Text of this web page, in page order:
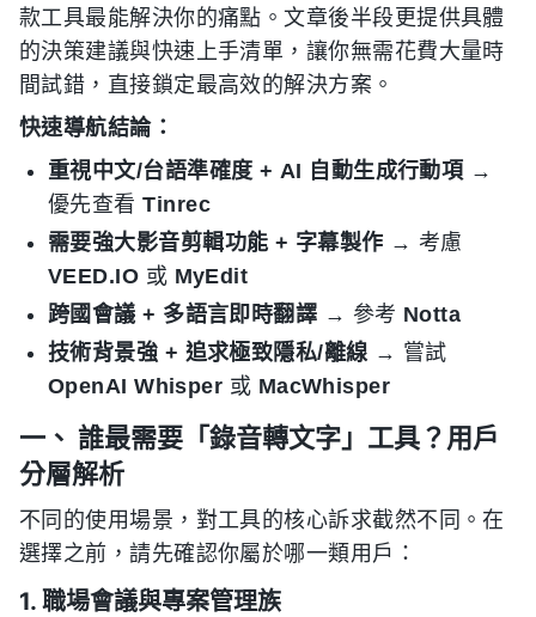
款工具最能解決你的痛點。文章後半段更提供具體
的決策建議與快速上手清單，讓你無需花費大量時
間試錯，直接鎖定最高效的解決方案。
快速導航結論：
重視中文/台語準確度 + AI 自動生成行動項 →
優先查看Tinrec
需要強大影音剪輯功能 + 字幕製作 → 考慮
VEED.IO 或 MyEdit
跨國會議 + 多語言即時翻譯 → 參考 Notta
技術背景強 + 追求極致隱私/離線→ 嘗試
OpenAI Whisper 或 MacWhisper
一、 誰最需要「錄音轉文字」工具？用戶
分層解析
不同的使用場景，對工具的核心訴求截然不同。在
選擇之前，請先確認你屬於哪一類用戶：
1. 職場會議與專案管理族